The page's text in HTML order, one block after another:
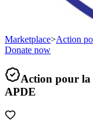
Marketplace>Action
Donate now
Action pour la
APDE